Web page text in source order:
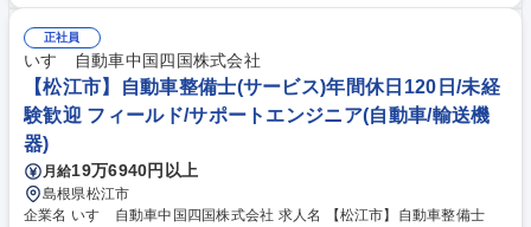
化などをチェックし、問題がある箇所の修理、部品交換を行います。■分
解整備：損傷があった車両や車検などの為、問題がある箇所の修理、部品
交換を行います。■国産車の整備はパーツ交換が中心ですが、輸入車は修
理/いじる/という整備ができる点も魅力です。これまでの知識・技術を生
かし、幅広く、深いスキルを身に付け、成長できる環境です。 募集職種
【広島市佐伯区/自動車エンジニア】転勤無/残業少/◎輸入車のエンジニア
正社員
いすゞ自動車中国四国株式会社
【松江市】自動車整備士(サービス)年間休日120日/未経
験歓迎 フィールド/サポートエンジニア(自動車/輸送機
器)
月給19万6940円以上
島根県松江市
企業名 いすゞ自動車中国四国株式会社 求人名 【松江市】自動車整備士